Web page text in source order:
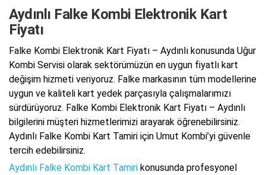
Aydınlı Falke Kombi Elektronik Kart
Fiyatı
Falke Kombi Elektronik Kart Fiyatı – Aydınlı konusunda Uğur
Kombi Servisi olarak sektörümüzün en uygun fiyatlı kart
değişim hizmeti veriyoruz. Falke markasının tüm modellerine
uygun ve kaliteli kart yedek parçasıyla çalışmalarımızı
sürdürüyoruz. Falke Kombi Elektronik Kart Fiyatı – Aydınlı
bilgilerini müşteri hizmetlerimizi arayarak öğrenebilirsiniz.
Aydınlı Falke Kombi Kart Tamiri için Umut Kombi’yi güvenle
tercih edebilirsiniz.
Aydınlı Falke Kombi Kart Tamiri konusunda profesyonel